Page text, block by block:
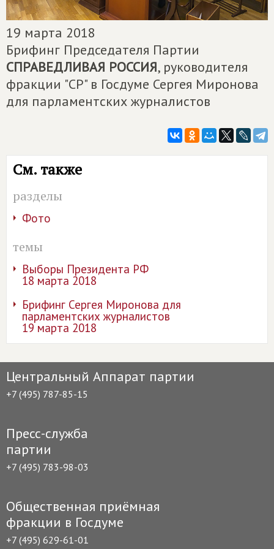
19 марта 2018
Брифинг Председателя Партии
СПРАВЕДЛИВАЯ РОССИЯ, руководителя
фракции "СР" в Госдуме Сергея Миронова
для парламентских журналистов
См. также
разделы
Фото
темы
Выборы Президента РФ
18 марта 2018
Брифинг Сергея Миронова для
парламентских журналистов
19 марта 2018
Центральный Аппарат партии
+7 (495) 787-85-15
Пресс-служба
партии
+7 (495) 783-98-03
Общественная приёмная
фракции в Госдуме
+7 (495) 629-61-01